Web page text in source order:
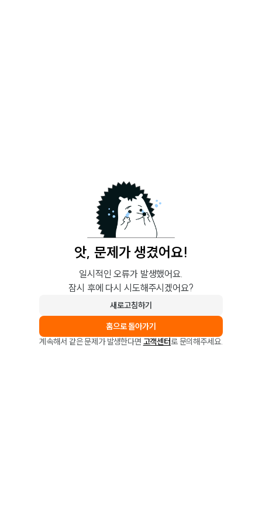
앗, 문제가 생겼어요!
일시적인 오류가 발생했어요.
잠시 후에 다시 시도해주시겠어요?
새로고침하기
홈으로 돌아가기
계속해서 같은 문제가 발생한다면 고객센터로 문의해주세요.